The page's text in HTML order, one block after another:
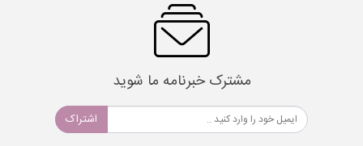
مشترک خبرنامه ما شوید
اشتراک